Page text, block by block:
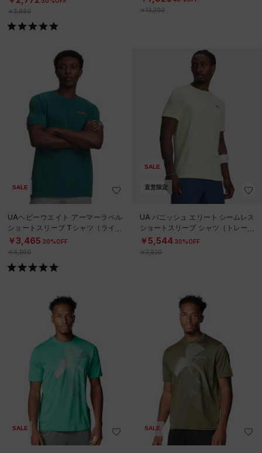
￥3,960
￥13,200
SALE
UAヘビーウエイト アーマーラベル
ショートスリーブ Tシャツ（ライフ
スタイル/MEN）
￥3,465 30%OFF
￥4,950
SALE
直営限定
UA バニッシュ エリート シームレス
ショートスリーブ シャツ（トレーニ
ング/MEN）
￥5,544 30%OFF
￥7,920
SALE SALE